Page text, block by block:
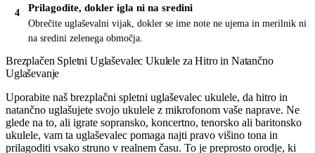
Prilagodite, dokler igla ni na sredini
Obrečite uglaševalni vijak, dokler se ime note ne ujema in merilnik ni
na sredini zelenega območja.
Brezplačen Spletni Uglaševalec Ukulele za Hitro in Natančno
Uglaševanje
Uporabite naš brezplačni spletni uglaševalec ukulele, da hitro in
natančno uglašujete svojo ukulele z mikrofonom vaše naprave. Ne
glede na to, ali igrate sopransko, koncertno, tenorsko ali baritonsko
ukulele, vam ta uglaševalec pomaga najti pravo višino tona in
prilagoditi vsako struno v realnem času. To je preprosto orodje, ki